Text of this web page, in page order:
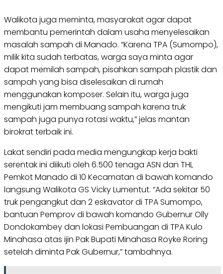
Walikota juga meminta, masyarakat agar dapat
membantu pemerintah dalam usaha menyelesaikan
masalah sampah di Manado. “Karena TPA (Sumompo),
milik kita sudah terbatas, warga saya minta agar
dapat memilah sampah, pisahkan sampah plastik dan
sampah yang bisa diselesaikan di rumah
menggunakan komposer. Selain itu, warga juga
mengikuti jam membuang sampah karena truk
sampah juga punya rotasi waktu,” jelas mantan
birokrat terbaik ini.
Lakat sendiri pada media mengungkap kerja bakti
serentak ini diikuti oleh 6.500 tenaga ASN dan THL
Pemkot Manado di 10 Kecamatan di bawah komando
langsung Walikota GS Vicky Lumentut. “Ada sekitar 50
truk pengangkut dan 2 eskavator di TPA Sumompo,
bantuan Pemprov di bawah komando Gubernur Olly
Dondokambey dan lokasi Pembuangan di TPA Kulo
Minahasa atas ijin Pak Bupati Minahasa Royke Roring
setelah diminta Pak Gubernur,” tambahnya.